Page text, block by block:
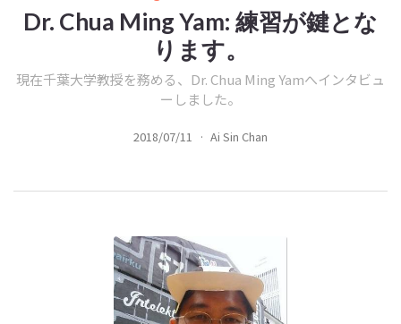
Dr. Chua Ming Yam: 練習が鍵とな
ります。
現在千葉大学教授を務める、Dr. Chua Ming Yamへインタビュ
ーしました。
2018/07/11 · Ai Sin Chan